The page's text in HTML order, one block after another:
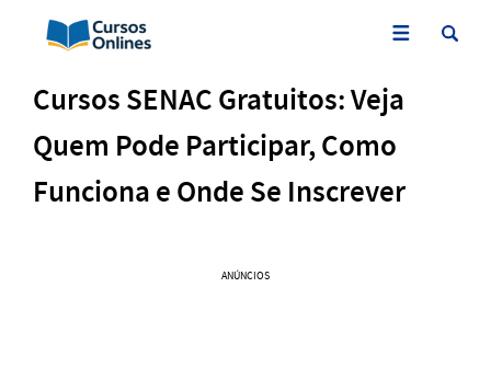
Cursos SENAC Gratuitos: Veja
Quem Pode Participar, Como
Funciona e Onde Se Inscrever
ANÚNCIOS